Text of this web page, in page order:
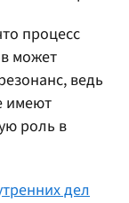
процесс
может
ведь
имеют
роль в
дел